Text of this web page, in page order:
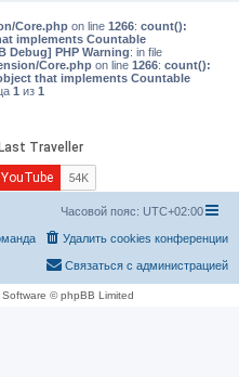
Core.php on line 1266: count():
implements Countable
Debug] PHP Warning: in file
Core.phpon line 1266: count():
that implements Countable
1 из 1
Часовой пояс: UTC+02:00
Удалить cookies конференции
Связаться с администрацией
© phpBB Limited